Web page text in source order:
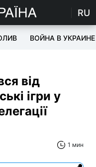
RU
ВОЙНА В УКРАИНЕ
від
ігри у
1 мин